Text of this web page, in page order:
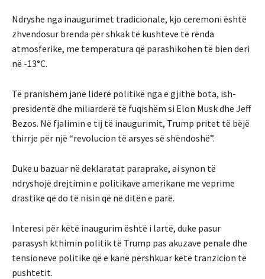
Ndryshe nga inaugurimet tradicionale, kjo ceremoni është
zhvendosur brenda për shkak të kushteve të rënda
atmosferike, me temperatura që parashikohen të bien deri
në -13°C.
Të pranishëm janë liderë politikë nga e gjithë bota, ish-
presidentë dhe miliarderë të fuqishëm si Elon Musk dhe Jeff
Bezos. Në fjalimin e tij të inaugurimit, Trump pritet të bëjë
thirrje për një “revolucion të arsyes së shëndoshë”.
Duke u bazuar në deklaratat paraprake, ai synon të
ndryshojë drejtimin e politikave amerikane me veprime
drastike që do të nisin që në ditën e parë.
Interesi për këtë inaugurim është i lartë, duke pasur
parasysh kthimin politik të Trump pas akuzave penale dhe
tensioneve politike që e kanë përshkuar këtë tranzicion të
pushtetit.